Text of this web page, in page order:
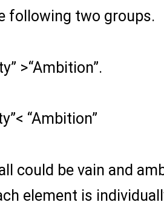
following two groups.
>“Ambition”.
“Ambition”
could be vain and
element is